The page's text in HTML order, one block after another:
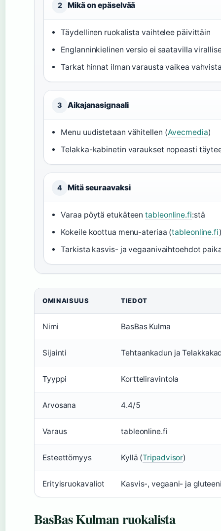
2 Mikä on epäselvää
Täydellinen ruokalista vaihtelee päivittäin
Englanninkielinen versio ei saatavilla
Tarkat hinnat ilman varausta vaikea
3 Aikajanasignaali
Menu uudistetaan vähitellen (Avecmedia)
Telakka-kabinetin varaukset nopeasti
4 Mitä seuraavaksi
Varaa pöytä etukäteentableonline.fi:stä
Kokeile koottua menu-ateriaa (tableonline.fi
Tarkista kasvis- ja vegaanivaihtoehdot
OMINAISUUS TIEDOT
Nimi BasBas Kulma
Sijainti Tehtaankadun ja
Tyyppi Kortteliravintola
Arvosana 4.4/5
Varaus tableonline.fi
Esteettömyys Kyllä (Tripadvisor)
Erityisruokavaliot Kasvis-, vegaani- ja
BasBas Kulman ruokalista